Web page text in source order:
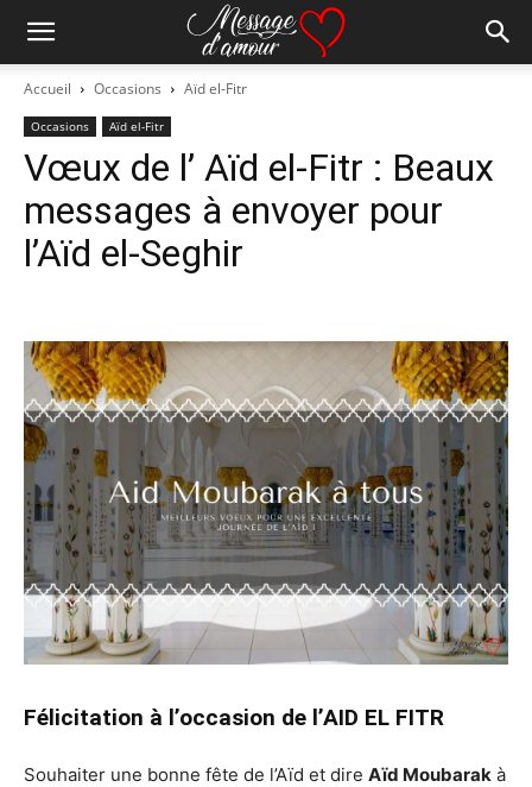
Accueil Occasions Aïd el-Fitr
Occasions Aïd el-Fitr
Vœux de l’ Aïd el-Fitr : Beaux
messages à envoyer pour
l’Aïd el-Seghir
Félicitation à l’occasion de l’AID EL FITR
Souhaiter une bonne fête de l’Aïd et dire Aïd Moubarak à